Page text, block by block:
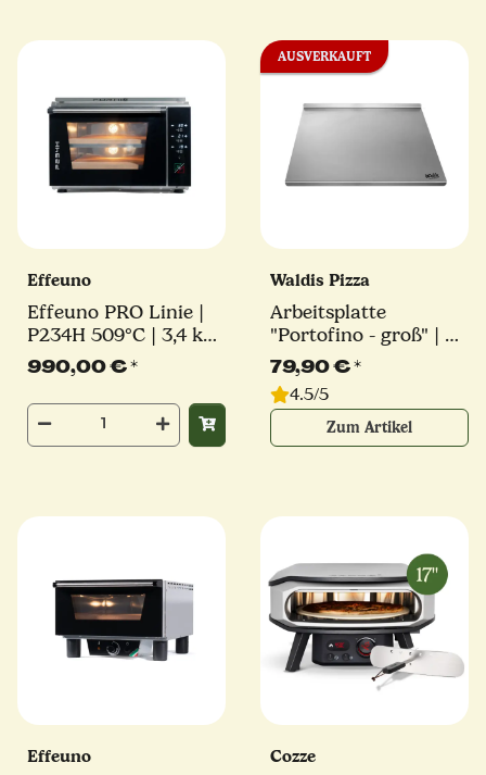
Effeuno
Effeuno PRO Linie |
P234H 509°C | 3,4 kW
| 2 Backkammern |
inkl. original Effeuno-
Stein
990,00 €*
AUSVERKAUFT
Waldis Pizza
Arbeitsplatte
"Portofino - groß" | 61
x 48 x 2,5 cm | Waldis
Pizza
79,90 €*
4.5/5
Zum Artikel
Effeuno Cozze